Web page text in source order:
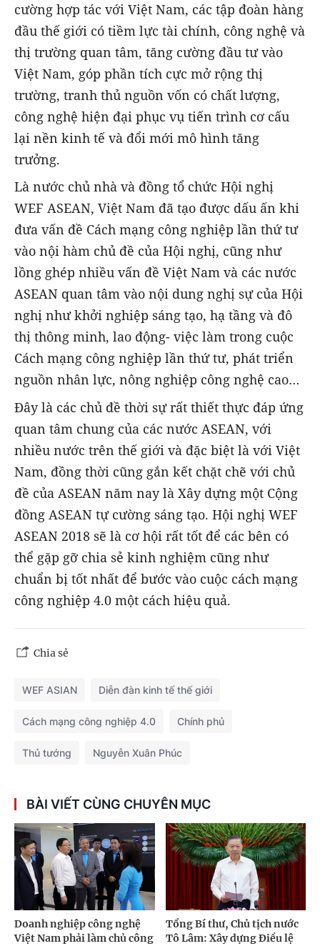
cường hợp tác với Việt Nam, các tập đoàn hàng
đầu thế giới có tiềm lực tài chính, công nghệ và
thị trường quan tâm, tăng cường đầu tư vào
Việt Nam, góp phần tích cực mở rộng thị
trường, tranh thủ nguồn vốn có chất lượng,
công nghệ hiện đại phục vụ tiến trình cơ cấu
lại nền kinh tế và đổi mới mô hình tăng
trưởng.
Là nước chủ nhà và đồng tổ chức Hội nghị
WEF ASEAN, Việt Nam đã tạo được dấu ấn khi
đưa vấn đề Cách mạng công nghiệp lần thứ tư
vào nội hàm chủ đề của Hội nghị, cũng như
lồng ghép nhiều vấn đề Việt Nam và các nước
ASEAN quan tâm vào nội dung nghị sự của Hội
nghị như khởi nghiệp sáng tạo, hạ tầng và đô
thị thông minh, lao động- việc làm trong cuộc
Cách mạng công nghiệp lần thứ tư, phát triển
nguồn nhân lực, nông nghiệp công nghệ cao…
Đây là các chủ đề thời sự rất thiết thực đáp ứng
quan tâm chung của các nước ASEAN, với
nhiều nước trên thế giới và đặc biệt là với Việt
Nam, đồng thời cũng gắn kết chặt chẽ với chủ
đề của ASEAN năm nay là Xây dựng một Cộng
đồng ASEAN tự cường sáng tạo. Hội nghị WEF
ASEAN 2018 sẽ là cơ hội rất tốt để các bên có
thể gặp gỡ chia sẻ kinh nghiệm cũng như
chuẩn bị tốt nhất để bước vào cuộc cách mạng
công nghiệp 4.0 một cách hiệu quả.
Chia sẻ
WEF ASIAN Diễn đàn kinh tế thế giới
Cách mạng công nghiệp 4.0 Chính phủ
Thủ tướng Nguyễn Xuân Phúc
BÀI VIẾT CÙNG CHUYÊN MỤC
Doanh nghiệp công nghệ
Việt Nam phải làm chủ công
Tổng Bí thư, Chủ tịch nước
Tô Lâm: Xây dựng Điều lệ